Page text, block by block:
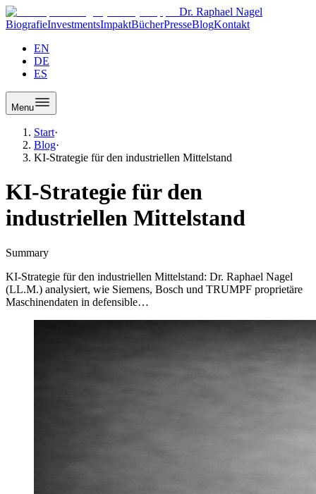
Dr. Raphael Nagel
BiografieInvestmentsImpaktBücherPresseBlogKontakt
EN
DE
ES
Menu
Start·
Blog·
KI-Strategie für den industriellen Mittelstand
KI-Strategie für den
industriellen Mittelstand
Summary
KI-Strategie für den industriellen Mittelstand: Dr. Raphael Nagel
(LL.M.) analysiert, wie Siemens, Bosch und TRUMPF proprietäre
Maschinendaten in defensible…